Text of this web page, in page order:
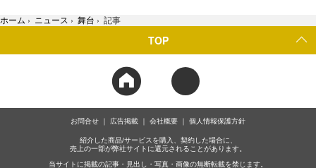
ホーム › ニュース › 舞台 › 記事
TOP
お問合せ 広告掲載 会社概要 個人情報保護方針
紹介した商品/サービスを購入、契約した場合に、
売上の一部が弊社サイトに還元されることがあります。
当サイトに掲載の記事・見出し・写真・画像の無断転載を禁じます。